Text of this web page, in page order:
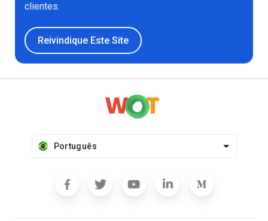
clientes.
Reivindique Este Site
Português